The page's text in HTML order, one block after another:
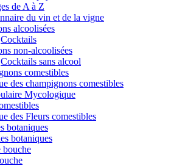
de A à Z
du vin et de la vigne
alcoolisées
Cocktails
non-alcoolisées
Cocktails sans alcool
comestibles
des champignons comestibles
Mycologique
des Fleurs comestibles
botaniques
botaniques
bouche